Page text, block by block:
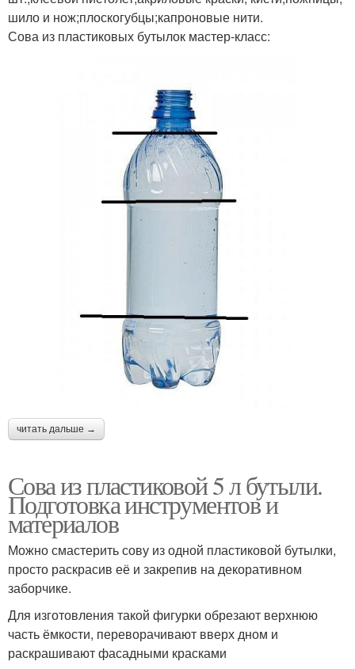
шило и нож;плоскогубцы;капроновые нити.
Сова из пластиковых бутылок мастер-класс:
читать дальше →
Сова из пластиковой 5 л бутыли.
Подготовка инструментов и
материалов
Можно смастерить сову из одной пластиковой бутылки,
просто раскрасив её и закрепив на декоративном
заборчике.
Для изготовления такой фигурки обрезают верхнюю
часть ёмкости, переворачивают вверх дном и
раскрашивают фасадными красками